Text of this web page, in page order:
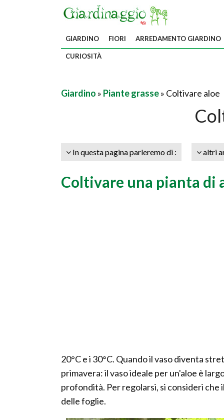
GIARDINO FIORI ARREDAMENTO GIARDINO
CURIOSITÀ
Giardino » Piante grasse» Coltivare aloe
In questa pagina parleremo di : altri
Coltivare una pianta di
20°C e i 30°C. Quando il vaso diventa
primavera: il vaso ideale per un'aloe è
profondità. Per regolarsi, si consideri che
delle foglie.